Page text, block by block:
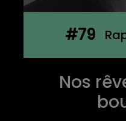
#78
Terre de
liens,